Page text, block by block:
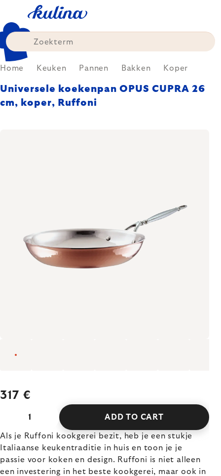
content
Home Keuken Pannen Bakken Koper
Universele koekenpan OPUS CUPRA 26
cm, koper, Ruffoni
317 €
ADD TO CART
Als je Ruffoni kookgerei bezit, heb je een stukje
Italiaanse keukentraditie in huis en toon je je
passie voor koken en design. Ruffoni is niet alleen
een investering in het beste kookgerei, maar ook in